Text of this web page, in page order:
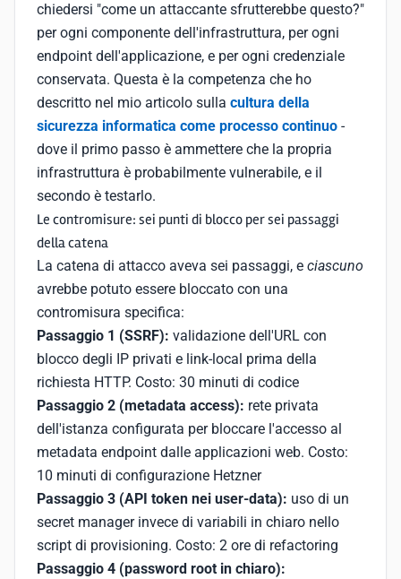
chiedersi "come un attaccante sfrutterebbe questo?"
per ogni componente dell'infrastruttura, per ogni
endpoint dell'applicazione, e per ogni credenziale
conservata. Questa è la competenza che ho
descritto nel mio articolo sulla cultura della
sicurezza informatica come processo continuo -
dove il primo passo è ammettere che la propria
infrastruttura è probabilmente vulnerabile, e il
secondo è testarlo.
Le contromisure: sei punti di blocco per sei passaggi
della catena
La catena di attacco aveva sei passaggi, e ciascuno
avrebbe potuto essere bloccato con una
contromisura specifica:
Passaggio 1 (SSRF): validazione dell'URL con
blocco degli IP privati e link-local prima della
richiesta HTTP. Costo: 30 minuti di codice
Passaggio 2 (metadata access): rete privata
dell'istanza configurata per bloccare l'accesso al
metadata endpoint dalle applicazioni web. Costo:
10 minuti di configurazione Hetzner
Passaggio 3 (API token nei user-data): uso di un
secret manager invece di variabili in chiaro nello
script di provisioning. Costo: 2 ore di refactoring
Passaggio 4 (password root in chiaro):